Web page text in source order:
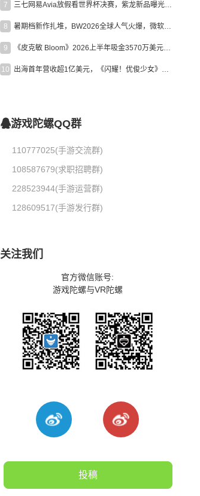
7 三七网易Avia放假看世界杯决赛，紫龙新品曝光，米哈游新作上线 | 陀螺周报
8 暑期档新作扎堆，BW2026全球人气火爆，微软XBOX大裁员|陀螺周报
9 《皮克敏 Bloom》2026上半年吸金3570万美元，中国台湾成最大市场
10 出海首年营收超1亿美元，《闪耀！优俊少女》美国市场占比达七成
游戏陀螺QQ群
110777025(手游交流群)
108587679(求职招聘群)
228523944(手游运营群)
128609517(手游发行群)
关注我们
官方微信账号:
游戏陀螺与VR陀螺
投稿